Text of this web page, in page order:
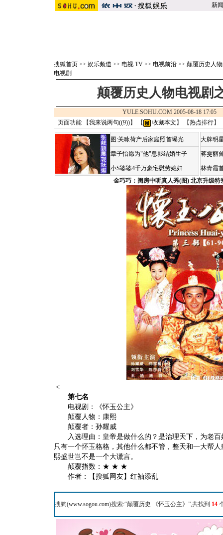
新闻
搜狐首页 >> 娱乐频道 >> 电视 TV >> 电视前沿 >> 颠覆历史人
电视剧
颠覆历史人物电视剧
YULE.SOHU.COM 2005-08-18
页面功能 【我来说两句((9))】 【 收藏本文 】 【热点排行】
图:关咏荷产后家庭照首曝光
章子怡愿为"他"息影结婚生子
小S婆婆4千万豪宅慰劳媳妇
大牌明
蒋雯丽
林青霞
金巧巧：闺房中听真人秀(图) 北京升级特
<
第七名
电视剧：《怀玉公主》
颠覆人物：康熙
颠覆者：孙耀威
入选理由：皇帝是做什么的？是治理天下，为老百
只有一个怀玉格格，其他什么都不管，整天和一大帮
熙盛世岂不是一个大谎言。
颠覆指数：★ ★ ★
作者：【搜狐网友】红袖添乱
搜狗(www.sogou.com)搜索:“颠覆历史 《怀玉公主》 ”,共找到 14